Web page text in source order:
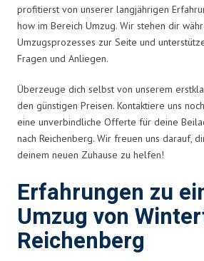
profitierst von unserer langjährigen
how im Bereich Umzug. Wir stehen dir
Umzugsprozesses zur Seite und
Fragen und Anliegen.
Überzeuge dich selbst von unserem
den günstigen Preisen. Kontaktiere uns
eine unverbindliche Offerte für deine
nach Reichenberg. Wir freuen uns darauf,
deinem neuen Zuhause zu helfen!
Erfahrungen zu
Umzug von
Reichenberg